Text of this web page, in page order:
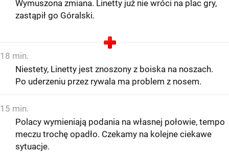
Wymuszona zmiana. Linetty już nie wróci na plac gry,
zastąpił go Góralski.
18 min.
Niestety, Linetty jest znoszony z boiska na noszach.
Po uderzeniu przez rywala ma problem z nosem.
15 min.
Polacy wymieniają podania na własnej połowie, tempo
meczu trochę opadło. Czekamy na kolejne ciekawe
sytuacje.